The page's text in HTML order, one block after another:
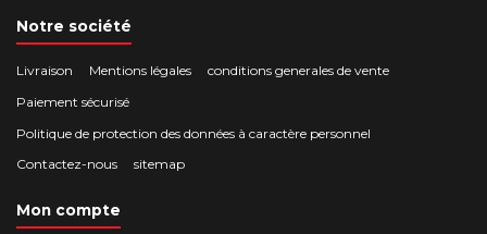
Notre société
Livraison Mentions légales
conditions generales de vente
Paiement sécurisé
Politique de protection des données à caractère personnel
Contactez-nous
sitemap
Mon compte